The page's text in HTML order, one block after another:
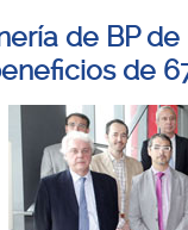
de BP
de